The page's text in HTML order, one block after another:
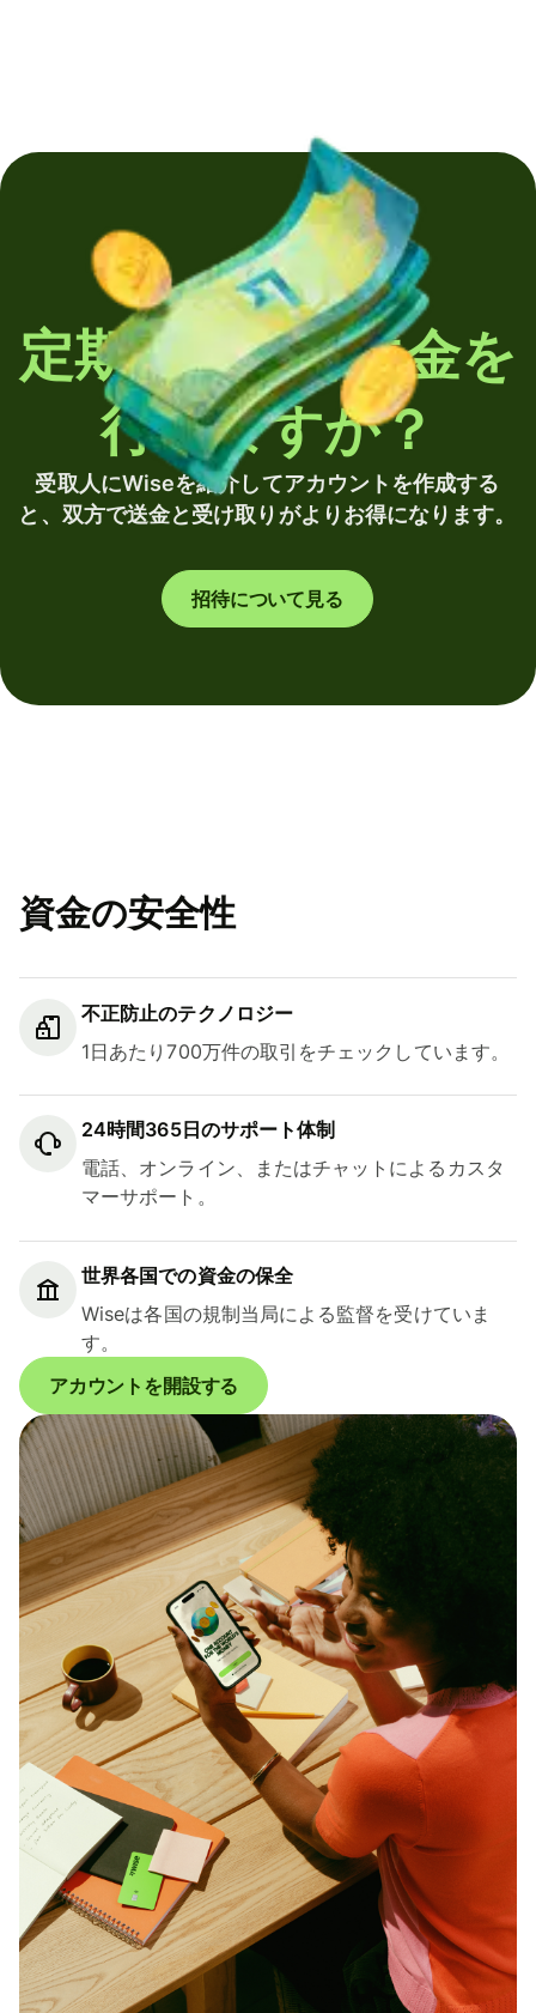
定期的に海外送金を
行いますか？
受取人にWiseを紹介してアカウントを作成する
と、双方で送金と受け取りがよりお得になります。
招待について見る
資金の安全性
不正防止のテクノロジー
1日あたり700万件の取引をチェックしています。
24時間365日のサポート体制
電話、オンライン、またはチャットによるカスタ
マーサポート。
世界各国での資金の保全
Wiseは各国の規制当局による監督を受けていま
す。
アカウントを開設する